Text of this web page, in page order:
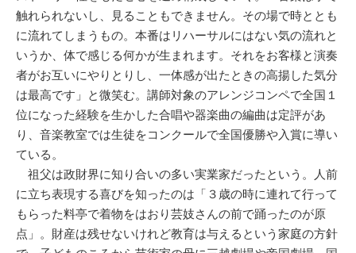
触れられないし、見ることもできません。その場で時ととも
に流れてしまうもの。本番はリハーサルにはない気の流れと
いうか、体で感じる何かが生まれます。それをお客様と演奏
者がお互いにやりとりし、一体感が出たときの高揚した気分
は最高です」と微笑む。講師対象のアレンジコンペで全国１
位になった経験を生かした合唱や器楽曲の編曲は定評があ
り、音楽教室では生徒をコンクールで全国優勝や入賞に導い
ている。
祖父は政財界に知り合いの多い実業家だったという。人前
に立ち表現する喜びを知ったのは「３歳の時に連れて行って
もらった料亭で着物をはおり芸妓さんの前で踊ったのが原
点」。財産は残せないけれど教育は与えるという家庭の方針